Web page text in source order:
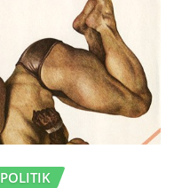
POLITIK